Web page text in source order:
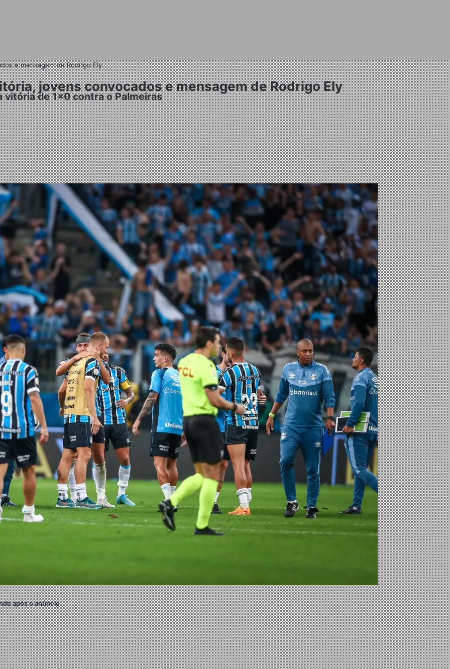
e mensagem de Rodrigo Ely
jovens convocados e mensagem de Rodrigo Ely
vitória de 1x0 contra o Palmeiras
após o anúncio